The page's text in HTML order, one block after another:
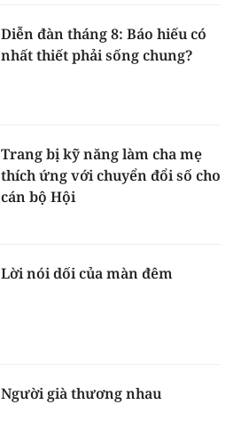
Diễn đàn tháng 8: Báo hiếu có
nhất thiết phải sống chung?
Trang bị kỹ năng làm cha mẹ
thích ứng với chuyển đổi số cho
cán bộ Hội
Lời nói dối của màn đêm
Người già thương nhau